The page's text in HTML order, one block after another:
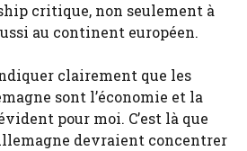
critique, non seulement à
au continent européen.
clairement que les
sont l’économie et la
pour moi. C’est là que
devraient concentrer